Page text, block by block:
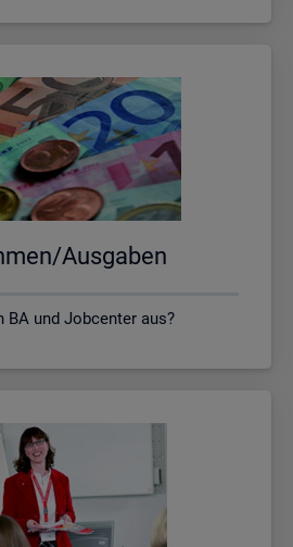
Aus­ga­ben
BA und Jobcenter aus?